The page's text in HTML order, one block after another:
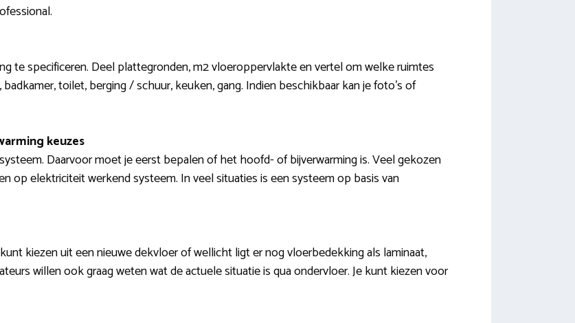
te specificeren. Deel plattegronden, m2 vloeroppervlakte en vertel om welke ruimtes
toilet, berging / schuur, keuken, gang. Indien beschikbaar kan je foto’s of
keuzes
Daarvoor moet je eerst bepalen of het hoofd- of bijverwarming is. Veel gekozen
op elektriciteit werkend systeem. In veel situaties is een systeem op basis van
kiezen uit een nieuwe dekvloer of wellicht ligt er nog vloerbedekking als laminaat,
willen ook graag weten wat de actuele situatie is qua ondervloer. Je kunt kiezen voor